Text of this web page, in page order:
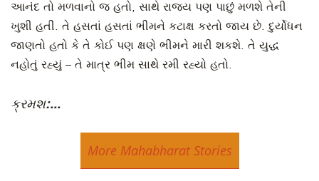
આનંદ તો મળવાનો જ હતો, સાથે રાજ્ય પણ પાછું મળશે તેની
ખુશી હતી. તે હસતાં હસતાં ભીમને કટાક્ષ કરતો જાય છે. દુર્યોધન
જાણતો હતો કે તે કોઈ પણ ક્ષણે ભીમને મારી શકશે. તે યુદ્ધ
નહોતું રહ્યું – તે માત્ર ભીમ સાથે રમી રહ્યો હતો.
ક્રમશ:...
More Mahabharat Stories